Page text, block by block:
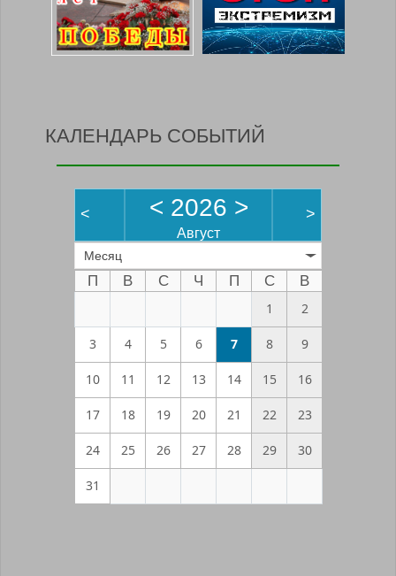
КАЛЕНДАРЬ СОБЫТИЙ
< < 2026 >
Август
>
Месяц
П В С Ч П С
В
1
2
3 4 5 6 7 8 9
10 11 12 13 14 15 16
17 18 19 20 21 22 23
24 25 26 27 28 29 30
31